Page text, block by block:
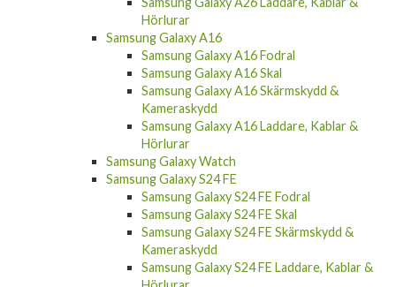
Samsung Galaxy A16
Samsung Galaxy A16 Fodral
Samsung Galaxy A16 Skal
Samsung Galaxy A16 Skärmskydd &
Kameraskydd
Samsung Galaxy A16 Laddare, Kablar &
Hörlurar
Samsung Galaxy Watch
Samsung Galaxy S24 FE
Samsung Galaxy S24 FE Fodral
Samsung Galaxy S24 FE Skal
Samsung Galaxy S24 FE Skärmskydd &
Kameraskydd
Samsung Galaxy S24 FE Laddare, Kablar &
Hörlurar